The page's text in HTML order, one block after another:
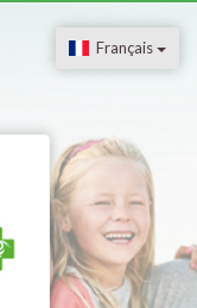
Français